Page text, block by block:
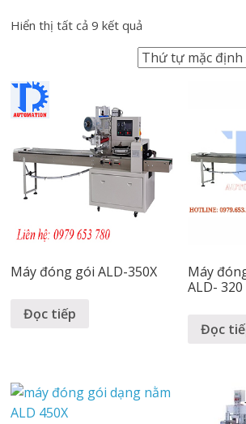
Hiển thị tất cả 9 kết quả
Máy đóng gói ALD-350X
Đọc tiếp
Máy
ALD- 320
Đọc